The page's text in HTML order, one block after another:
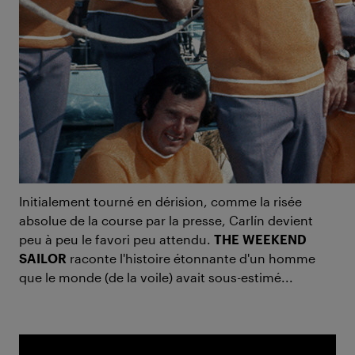
sa première « Whitbread Round the World Yacht
Race », ce ne sont pas uniquement les plus
prestigieuses équipes internationales de voile qui se
présentent, mais aussi un outsider : Ramón Carlín,
qui n'a encore jamais participé à aucune course,
avec son tout nouveau yacht. Et avec ses enfants,
c'est une équipe hétéroclite et peu expérimentée
menée par cet homme de 50 ans qui part à
l'aventure.
Initialement tourné en dérision, comme la risée
absolue de la course par la presse, Carlín devient
peu à peu le favori peu attendu. THE WEEKEND
SAILOR raconte l'histoire étonnante d'un homme
que le monde (de la voile) avait sous-estimé...